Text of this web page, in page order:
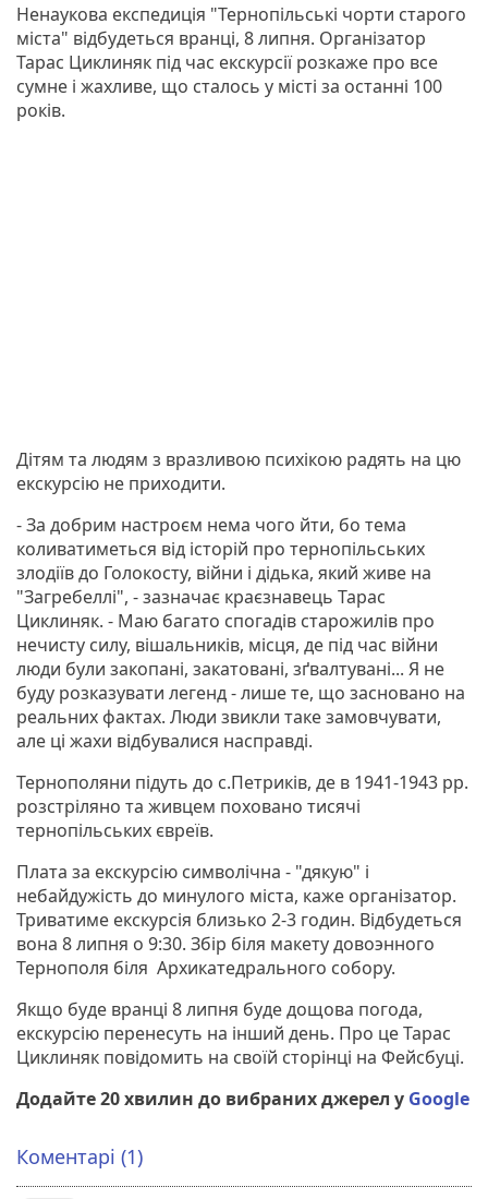
Ненаукова експедиція "Тернопільські чорти старого
міста" відбудеться вранці, 8 липня. Організатор
Тарас Циклиняк під час екскурсії розкаже про все
сумне і жахливе, що сталось у місті за останні 100
років.
Дітям та людям з вразливою психікою радять на цю
екскурсію не приходити.
- За добрим настроєм нема чого йти, бо тема
коливатиметься від історій про тернопільських
злодіїв до Голокосту, війни і дідька, який живе на
"Загребеллі", - зазначає краєзнавець Тарас
Циклиняк. - Маю багато спогадів старожилів про
нечисту силу, вішальників, місця, де під час війни
люди були закопані, закатовані, зґвалтувані... Я не
буду розказувати легенд - лише те, що засновано на
реальних фактах. Люди звикли таке замовчувати,
але ці жахи відбувалися насправді.
Тернополяни підуть до с.Петриків, де в 1941-1943 рр.
розстріляно та живцем поховано тисячі
тернопільських євреїв.
Плата за екскурсію символічна - "дякую" і
небайдужість до минулого міста, каже організатор.
Триватиме екскурсія близько 2-3 годин. Відбудеться
вона 8 липня о 9:30. Збір біля макету довоэнного
Тернополя біля Архикатедрального собору.
Якщо буде вранці 8 липня буде дощова погода,
екскурсію перенесуть на інший день. Про це Тарас
Циклиняк повідомить на своїй сторінці на Фейсбуці.
Додайте 20 хвилин до вибраних джерел у Google
Коментарі (1)